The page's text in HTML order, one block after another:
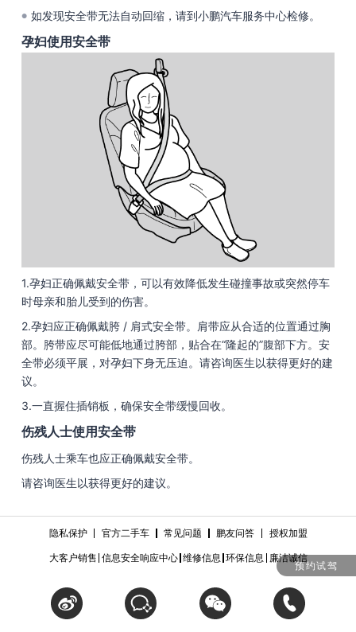
预约试驾
● 如发现安全带无法自动回缩，请到小鹏汽车服务中心检修。
孕妇使用安全带
1.孕妇正确佩戴安全带，可以有效降低发生碰撞事故或突然停车
时母亲和胎儿受到的伤害。
2.孕妇应正确佩戴胯 / 肩式安全带。肩带应从合适的位置通过胸
部。胯带应尽可能低地通过胯部，贴合在“隆起的”腹部下方。安
全带必须平展，对孕妇下身无压迫。请咨询医生以获得更好的建
议。
3.一直握住插销板，确保安全带缓慢回收。
伤残人士使用安全带
伤残人士乘车也应正确佩戴安全带。
请咨询医生以获得更好的建议。
隐私保护 官方二手车 常见问题 鹏友问答 授权加盟
大客户销售 信息安全响应中心 维修信息 环保信息 廉洁诚信